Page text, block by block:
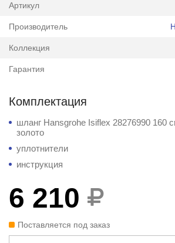
Артикул
Производитель
Коллекция
Гарантия
Комплектация
шланг Hansgrohe Isiflex 28276990 160
золото
уплотнители
инструкция
6 210
Поставляется под заказ